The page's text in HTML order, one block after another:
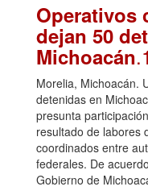
Operativos
dejan 50
Michoacán
Morelia, Michoacán.
detenidas en
presunta
resultado de labores
coordinados entre
federales. De
Gobierno de